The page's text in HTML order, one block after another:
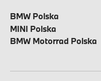
BMW Polska
MINI Polska
BMW Motorrad Polska